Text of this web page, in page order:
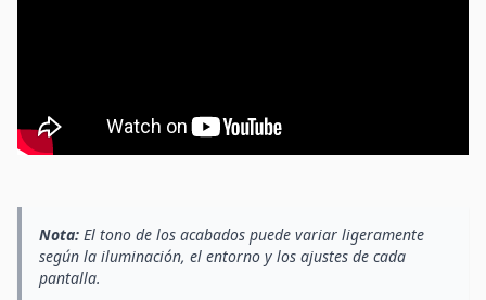
Nota: El tono de los acabados puede variar ligeramente
según la iluminación, el entorno y los ajustes de cada
pantalla.